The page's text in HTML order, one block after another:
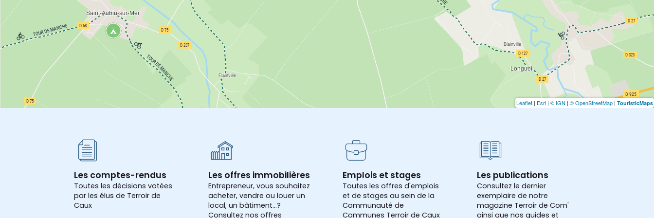
Leaflet | Esri | © IGN | © OpenStreetMap | TouristicMaps
Les comptes-rendus
Toutes les décisions votées
par les élus de Terroir de
Caux
Les offres immobilières
Entrepreneur, vous souhaitez
acheter, vendre ou louer un
local, un bâtiment...?
Consultez nos offres
Emplois et stages
Toutes les offres d'emplois
et de stages au sein de la
Communauté de
Communes Terroir de Caux
Les publications
Consultez le dernier
exemplaire de notre
magazine Terroir de Com'
ainsi que nos guides et